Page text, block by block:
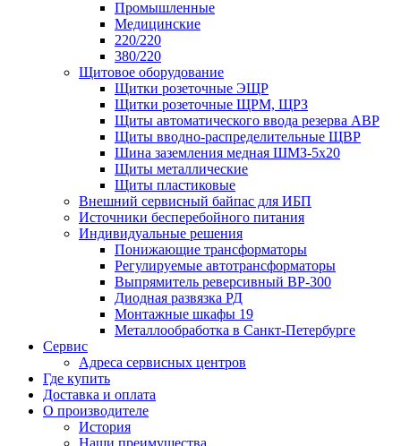
Промышленные
Медицинские
220/220
380/220
Щитовое оборудование
Щитки розеточные ЭЩР
Щитки розеточные ЩРМ, ЩРЗ
Щиты автоматического ввода резерва АВР
Щиты вводно-распределительные ЩВР
Шина заземления медная ШМЗ-5х20
Щиты металлические
Щиты пластиковые
Внешний сервисный байпас для ИБП
Источники бесперебойного питания
Индивидуальные решения
Понижающие трансформаторы
Регулируемые автотрансформаторы
Выпрямитель реверсивный ВР-300
Диодная развязка РД
Монтажные шкафы 19
Металлообработка в Санкт-Петербурге
Сервис
Адреса сервисных центров
Где купить
Доставка и оплата
О производителе
История
Наши преимущества